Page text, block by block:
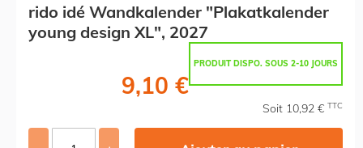
rido idé Wandkalender "Plakatkalender
young design XL", 2027
PRODUIT DISPO. SOUS 2-10 JOURS
9,10 €
Soit 10,92 € TTC